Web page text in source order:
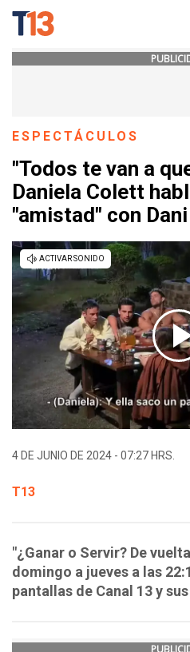
ESPECTÁCULOS
"Todos te van a
Daniela Colett
"amistad" con
4 DE JUNIO DE 2024 - 07:27 HRS.
T13
"¿Ganar o Servir? De
domingo a jueves a las
pantallas de Canal 13 y